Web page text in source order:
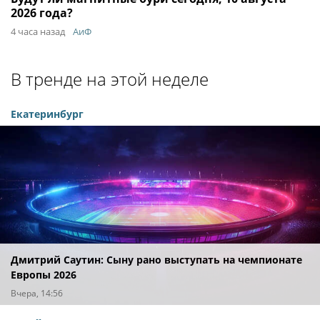
2026 года?
4 часа назад АиФ
В тренде на этой неделе
Екатеринбург
Дмитрий Саутин: Сыну рано выступать на чемпионате
Европы 2026
Вчера, 14:56